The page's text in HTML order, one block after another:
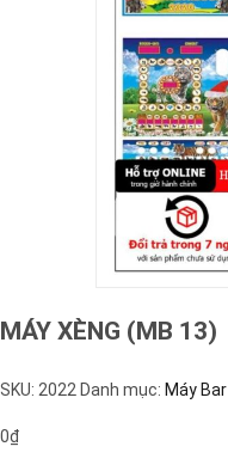
MÁY XÈNG (MB 13)
SKU: 2022 Danh mục: Máy Bar
0₫